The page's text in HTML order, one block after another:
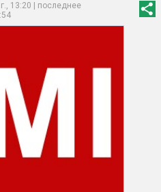
13:20 | последнее